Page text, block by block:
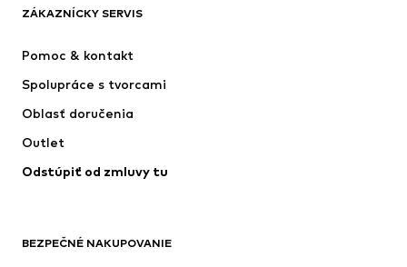
Bundy
Obleky & saká
Plavky
Príležitosti
Upcyklácia
Nové
ZÁKAZNÍCKY SERVIS
Pomoc & kontakt
Spolupráce s tvorcami
Oblasť doručenia
Outlet
Odstúpiť od zmluvy tu
BEZPEČNÉ NAKUPOVANIE